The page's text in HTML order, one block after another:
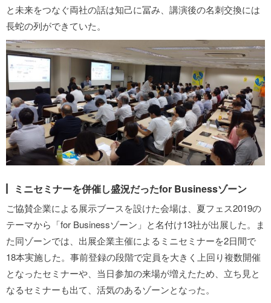
と未来をつなぐ両社の話は知己に冨み、講演後の名刺交換には
長蛇の列ができていた。
ミニセミナーを併催し盛況だったfor Businessゾーン
ご協賛企業による展示ブースを設けた会場は、夏フェス2019の
テーマから「for Businessゾーン」と名付け13社が出展した。ま
た同ゾーンでは、出展企業主催によるミニセミナーを2日間で
18本実施した。事前登録の段階で定員を大きく上回り複数開催
となったセミナーや、当日参加の来場が増えたため、立ち見と
なるセミナーも出て、活気のあるゾーンとなった。